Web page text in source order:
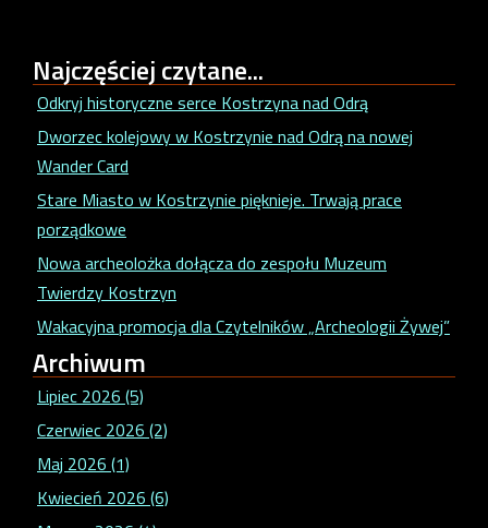
Najczęściejczytane...
Odkryj historyczne serce Kostrzyna nad Odrą
Dworzec kolejowy w Kostrzynie nad Odrą na nowej
Wander Card
Stare Miasto w Kostrzynie pięknieje. Trwają prace
porządkowe
Nowa archeolożka dołącza do zespołu Muzeum
Twierdzy Kostrzyn
Wakacyjna promocja dla Czytelników „Archeologii Żywej”
Archiwum
Lipiec 2026 (5)
Czerwiec 2026 (2)
Maj 2026 (1)
Kwiecień 2026 (6)